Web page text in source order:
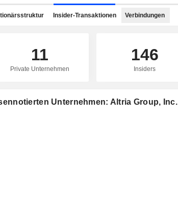
Insider-Transaktionen Verbindungen
11
Private Unternehmen
146
Insiders
Unternehmen: Altria Group, Inc.